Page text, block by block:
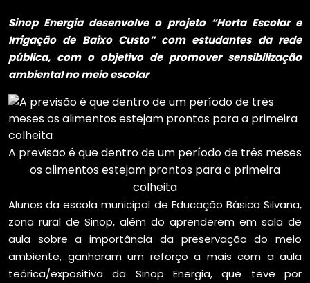
Sinop Energia desenvolve o projeto “Horta Escolar e
Irrigação de Baixo Custo” com estudantes da rede
pública, com o objetivo de promover sensibilização
ambiental no meio escolar
A previsão é que dentro de um período de três meses
os alimentos estejam prontos para a primeira
colheita
Alunos da escola municipal de Educação Básica Silvana,
zona rural de Sinop, além do aprenderem em sala de
aula sobre a importância da preservação do meio
ambiente, ganharam um reforço a mais com a aula
teórica/expositiva da Sinop Energia, que teve por